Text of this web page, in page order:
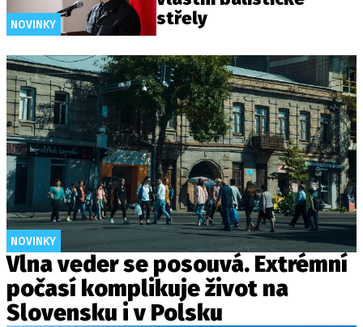
NOVINKY
střely
NOVINKY
Vlna veder se posouvá. Extrémní
počasí komplikuje život na
Slovensku i v Polsku